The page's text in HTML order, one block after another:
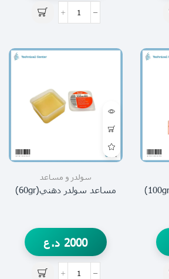
سولدر و مساعد
مساعد سولدر دهني(60gr)
2000 د.ع